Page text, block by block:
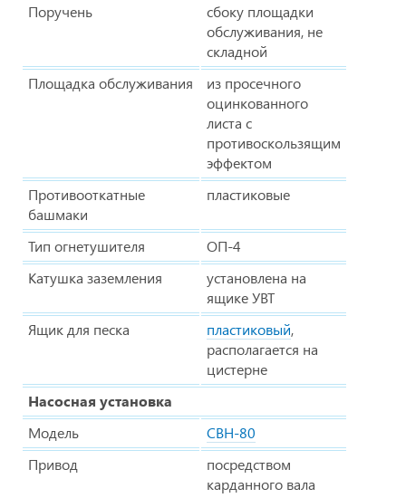
Поручень
сбоку площадки
обслуживания, не
складной
Площадка обслуживания
из просечного
оцинкованного
листа с
противоскользящим
эффектом
Противооткатные
башмаки
пластиковые
Тип огнетушителя
ОП-4
Катушка заземления
установлена на
ящике УВТ
Ящик для песка
пластиковый,
располагается на
цистерне
Насосная установка
Модель
СВН-80
Привод
посредством
карданного вала